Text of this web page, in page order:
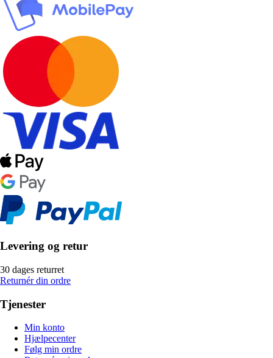
Levering og retur
30 dages returret
Returnér din ordre
Tjenester
Min konto
Hjælpecenter
Følg min ordre